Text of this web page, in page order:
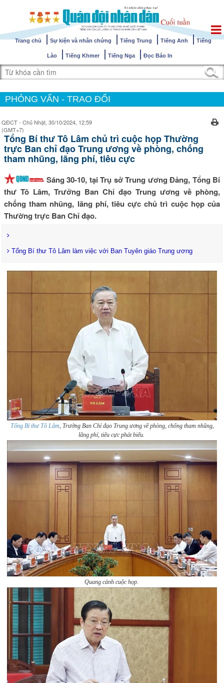
Trang chủ Sự kiện và nhân chứng Tiếng Trung Tiếng Anh Tiếng
Lào Tiếng Khmer Tiếng Nga Đọc Báo In
PHỎNG VẤN - TRAO ĐỔI
QĐCT - Chủ Nhật, 30/10/2024, 12:59
(GMT+7)
Tổng Bí thư Tô Lâm chủ trì cuộc họp Thường
trực Ban chỉ đạo Trung ương về phòng, chống
tham nhũng, lãng phí, tiêu cực
Sáng 30-10, tại Trụ sở Trung ương Đảng, Tổng Bí
thư Tô Lâm, Trưởng Ban Chỉ đạo Trung ương về phòng,
chống tham nhũng, lãng phí, tiêu cực chủ trì cuộc họp của
Thường trực Ban Chỉ đạo.
Tổng Bí thư Tô Lâm làm việc với Ban Tuyên giáo Trung ương
Tổng Bí thư Tô Lâm, Trưởng Ban Chỉ đạo Trung ương về phòng, chống tham nhũng,
lãng phí, tiêu cực phát biểu.
Quang cảnh cuộc họp.